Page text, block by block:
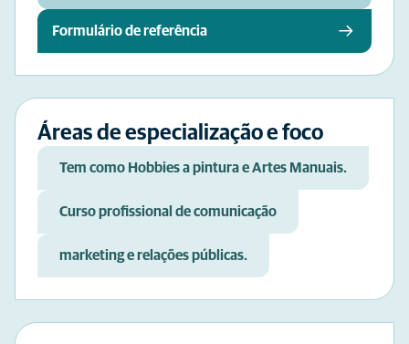
Formulário de referência
Áreas de especialização e foco
Tem como Hobbies a pintura e Artes Manuais.
Curso profissional de comunicação
marketing e relações públicas.